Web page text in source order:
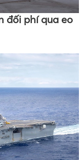
đối phí qua eo